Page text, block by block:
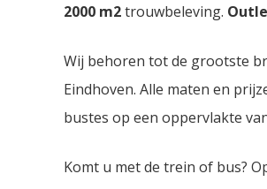
2000 m2trouwbeleving.
Wij behoren tot de grootste
Eindhoven. Alle maten en
bustes op een oppervlakte
Komt u met de trein of bus?